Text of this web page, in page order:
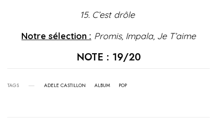
15. C’est drôle
Notre sélection : Promis, Impala, Je T’aime
NOTE : 19/20
TAGS ADELE CASTILLON ALBUM POP